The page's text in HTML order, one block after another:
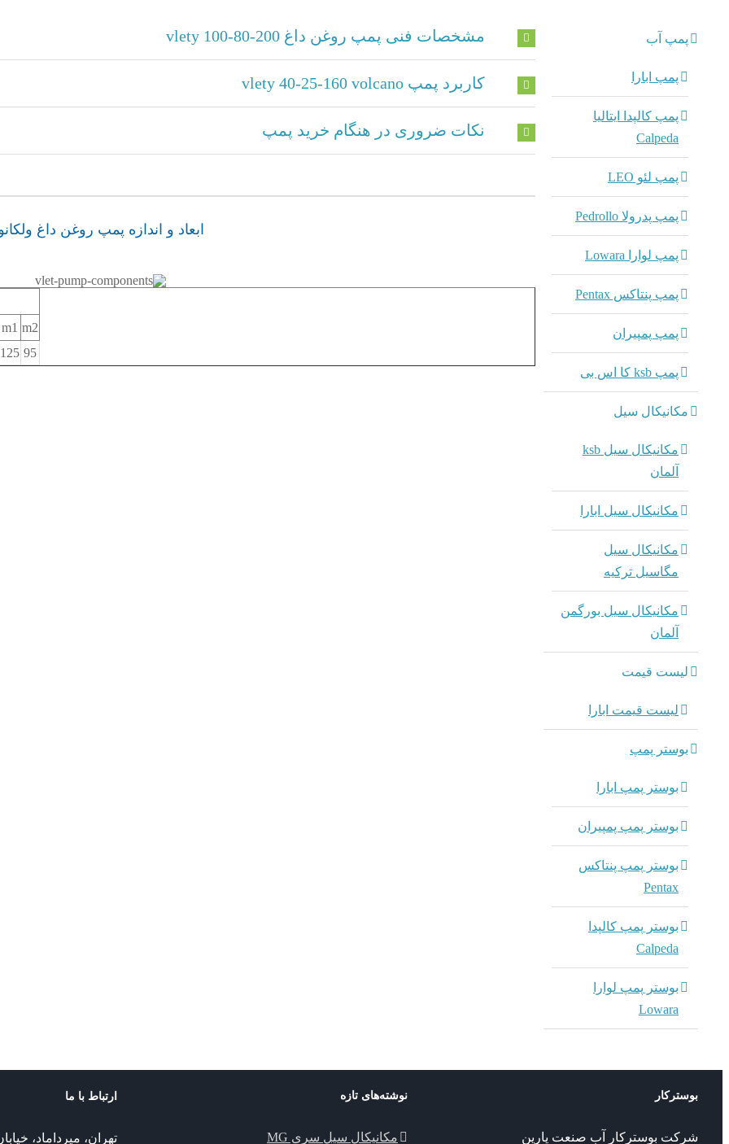
مشخصات فنی پمپ روغن داغ vlety 100-80-200
کاربرد پمپ vlety 40-25-160 volcano
نکات ضروری در هنگام خرید پمپ
ابعاد و اندازه پمپ روغن داغ
m1 m2
125 95
پمپ آب
پمپ ابارا
پمپ کالپدا ایتالیا
Calpeda
پمپ لئو LEO
پمپ پدرولا Pedrollo
پمپ لوارا Lowara
پمپ پنتاکس Pentax
پمپ پمپیران
پمپ ksb کا اس بی
مکانیکال سیل
مکانیکال سیل ksb
آلمان
مکانیکال سیل ابارا
مکانیکال سیل
مگاسیل ترکیه
مکانیکال سیل بورگمن
آلمان
لیست قیمت
لیست قیمت ابارا
بوستر پمپ
بوستر پمپ ابارا
بوستر پمپ پمپیران
بوستر پمپ پنتاکس
Pentax
بوستر پمپ کالپدا
Calpeda
بوستر پمپ لوارا
Lowara
بوسترکار
شرکت بوسترکار آب صنعت پارین
نوشته‌های تازه
مکانیکال سیل سری MG
ارتباط با ما
تهران، میرداماد،